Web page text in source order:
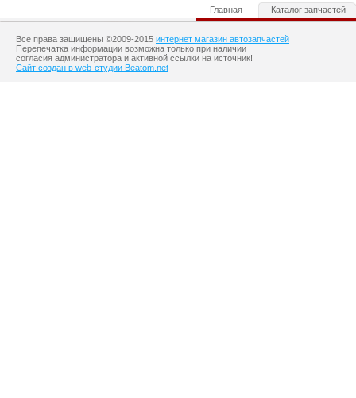
Главная Каталог запчастей
Все права защищены ©2009-2015 интернет магазин автозапчастей
Перепечатка информации возможна только при наличии
согласия администратора и активной ссылки на источник!
Сайт создан в web-студии Beatom.net